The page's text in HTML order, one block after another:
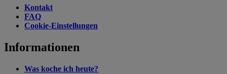
Kontakt
FAQ
Cookie-Einstellungen
Informationen
Was koche ich heute?